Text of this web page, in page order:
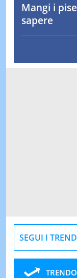
Mangi i
sapere
SEGUI I TREND